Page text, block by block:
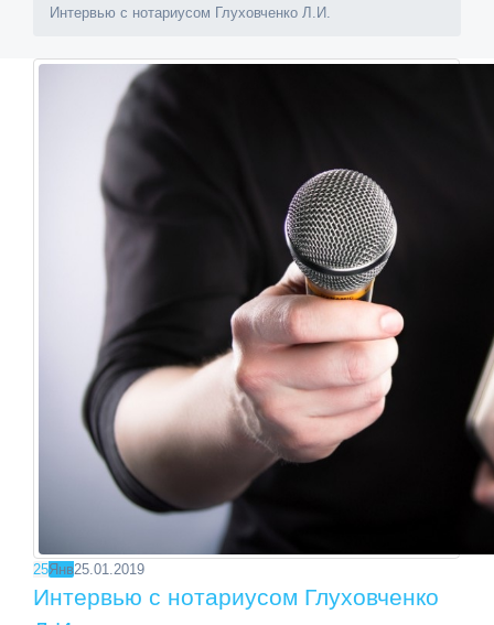
Интервью с нотариусом Глуховченко Л.И.
25Янв25.01.2019
Интервью с нотариусом Глуховченко